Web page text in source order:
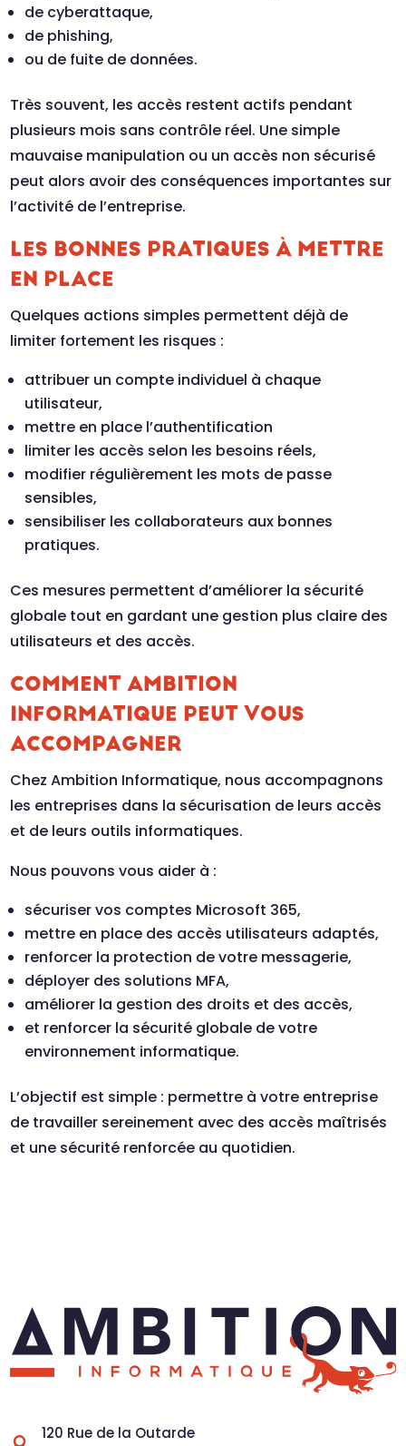
de cyberattaque,
de phishing,
ou de fuite de données.
Très souvent, les accès restent actifs pendant
plusieurs mois sans contrôle réel. Une simple
mauvaise manipulation ou un accès non sécurisé
peut alors avoir des conséquences importantes sur
l’activité de l’entreprise.
LES BONNES PRATIQUES À METTRE
EN PLACE
Quelques actions simples permettent déjà de
limiter fortement les risques :
attribuer un compte individuel à chaque
utilisateur,
mettre en place l’authentification
limiter les accès selon les besoins réels,
modifier régulièrement les mots de passe
sensibles,
sensibiliser les collaborateurs aux bonnes
pratiques.
Ces mesures permettent d’améliorer la sécurité
globale tout en gardant une gestion plus claire des
utilisateurs et des accès.
COMMENT AMBITION
INFORMATIQUE PEUT VOUS
ACCOMPAGNER
ChezAmbition Informatique, nous accompagnons
les entreprises dans la sécurisation de leurs accès
et de leurs outils informatiques.
Nous pouvons vous aider à :
sécuriser vos comptes Microsoft 365,
mettre en place des accès utilisateurs adaptés,
renforcer la protection de votre messagerie,
déployer des solutions MFA,
améliorer la gestion des droits et des accès,
et renforcer la sécurité globale de votre
environnement informatique.
L’objectif est simple : permettre à votre entreprise
de travailler sereinement avec des accès maîtrisés
et une sécurité renforcée au quotidien.
120 Rue de la Outarde